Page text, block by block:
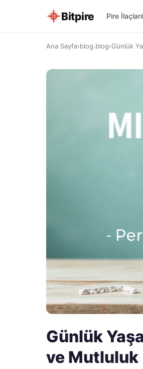
Bitpire Pire İlaçları
Ana Sayfa›blog.blog›Günlük
Günlük
ve Mutluluk